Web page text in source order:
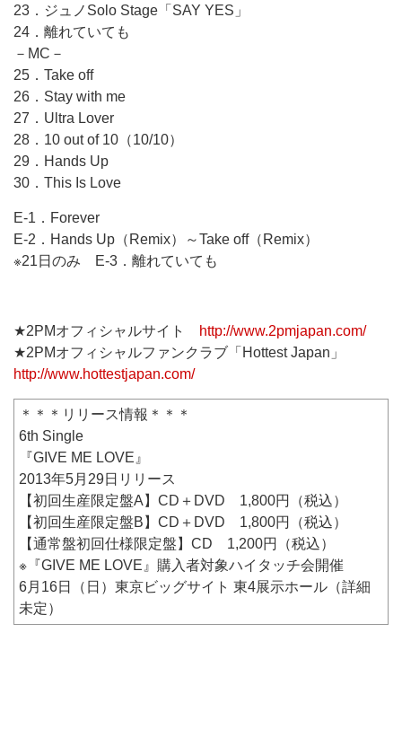
23．ジュノSolo Stage「SAY YES」
24．離れていても
－MC－
25．Take off
26．Stay with me
27．Ultra Lover
28．10 out of 10（10/10）
29．Hands Up
30．This Is Love
E-1．Forever
E-2．Hands Up（Remix）～Take off（Remix）
※21日のみ E-3．離れていても
★2PMオフィシャルサイト
http://www.2pmjapan.com/
★2PMオフィシャルファンクラブ「Hottest Japan」
http://www.hottestjapan.com/
＊＊＊リリース情報＊＊＊
6th Single
『GIVE ME LOVE』
2013年5月29日リリース
【初回生産限定盤A】CD＋DVD 1,800円（税込）
【初回生産限定盤B】CD＋DVD 1,800円（税込）
【通常盤初回仕様限定盤】CD 1,200円（税込）
※『GIVE ME LOVE』購入者対象ハイタッチ会開催
6月16日（日）東京ビッグサイト 東4展示ホール（詳細
未定）